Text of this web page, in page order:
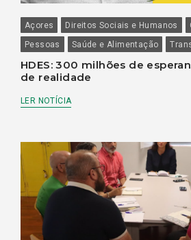
Açores Direitos Sociais e Humanos
Pessoas
Saúde e Alimentação
HDES: 300 milhões de
de realidade
LER NOTÍCIA